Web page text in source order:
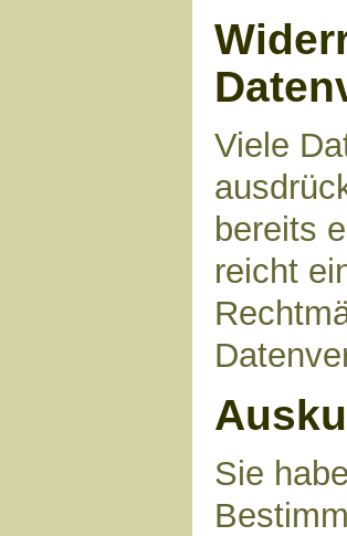
Viele
bereits
reicht
Sie